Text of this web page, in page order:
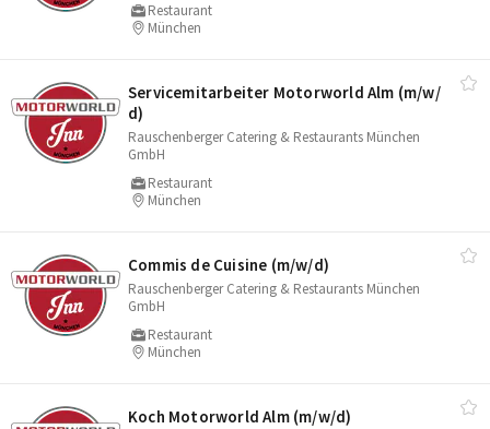
Restaurant
München
Servicemitarbeiter Motorworld Alm (m/​w/​
d)
Rauschenberger Catering & Restaurants München
GmbH
Restaurant
München
Commis de Cuisine (m/​w/​d)
Rauschenberger Catering & Restaurants München
GmbH
Restaurant
München
Koch Motorworld Alm (m/​w/​d)